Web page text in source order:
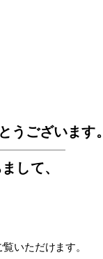
うございます。
して、
いただけます。